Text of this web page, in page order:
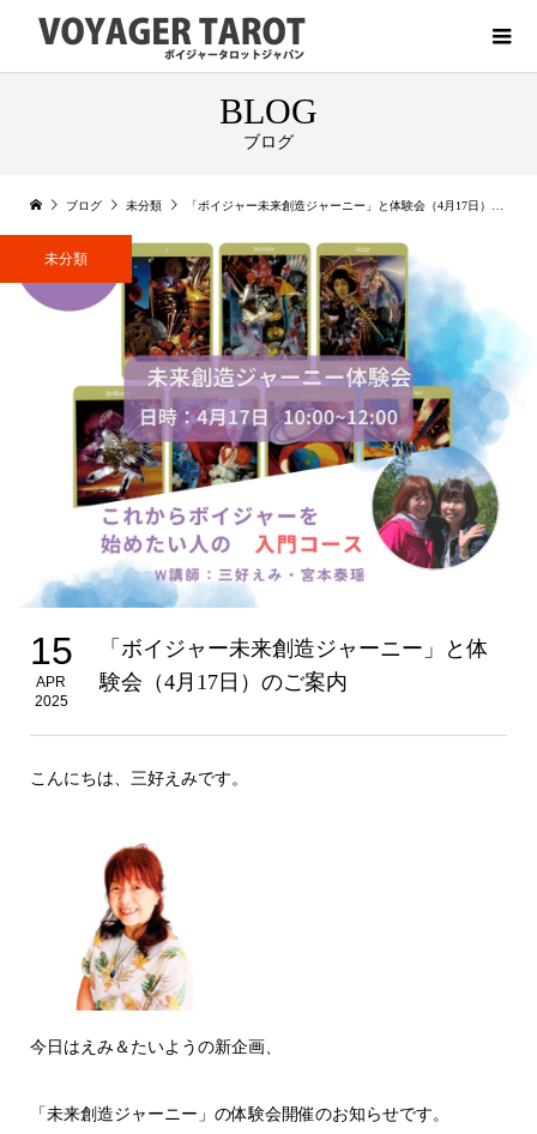
BLOG
ブログ
ブログ 未分類 「ボイジャー未来創造ジャーニー」と体験会（4月17日）のご案内
未分類
15
APR
2025
「ボイジャー未来創造ジャーニー」と体
験会（4月17日）のご案内
こんにちは、三好えみです。
今日はえみ＆たいようの新企画、
「未来創造ジャーニー」の体験会開催のお知らせです。